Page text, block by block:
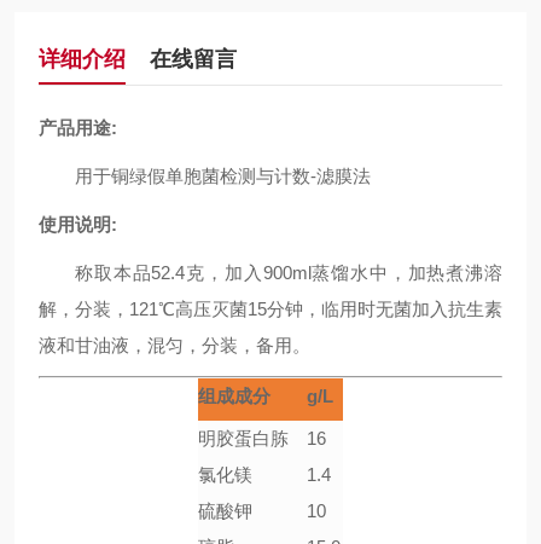
详细介绍 在线留言
产品用途:
用于铜绿假单胞菌检测与计数-滤膜法
使用说明:
称取本品52.4克，加入900ml蒸馏水中，加热煮沸溶
解，分装，121℃高压灭菌15分钟，临用时无菌加入抗生素
液和甘油液，混匀，分装，备用。
组成成分 g/L
明胶蛋白胨
16
氯化镁
1.4
硫酸钾
10